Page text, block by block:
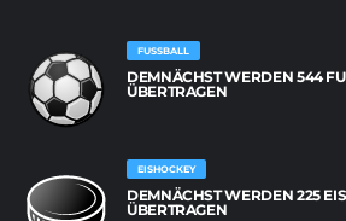
FUSSBALL
DEMNÄCHST WERDEN 544
BERTRAGEN
EISHOCKEY
DEMNÄCHST WERDEN 225
ÜBERTRAGEN